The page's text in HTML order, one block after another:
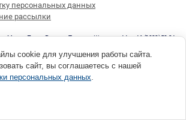
персональных данных
рассылки
«Мастер Плюс» Россия, г. Томск, ул. Шевченко, 44 ст. 46, (3822) 52-34-
в Sibcode.team
cookie для улучшения работы сайта.
сайт, вы соглашаетесь с нашей
персональных данных.